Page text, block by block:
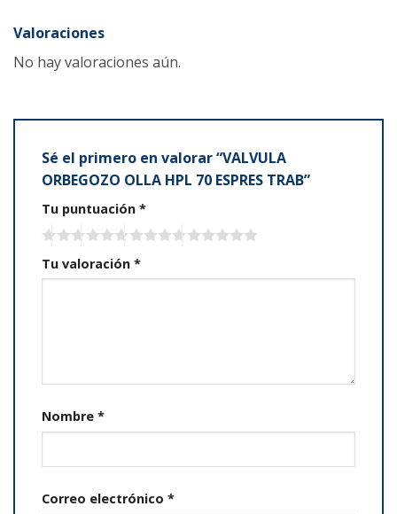
Valoraciones
No hay valoraciones aún.
Sé el primero en valorar “VALVULA
ORBEGOZO OLLA HPL 70 ESPRES TRAB”
Tu puntuación *
Tu valoración *
Nombre *
Correo electrónico *